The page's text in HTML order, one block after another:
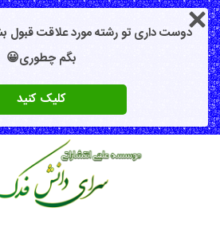
دوست داری تو رشته مورد علاقت
بگم چطوری😀
کلیک کنید